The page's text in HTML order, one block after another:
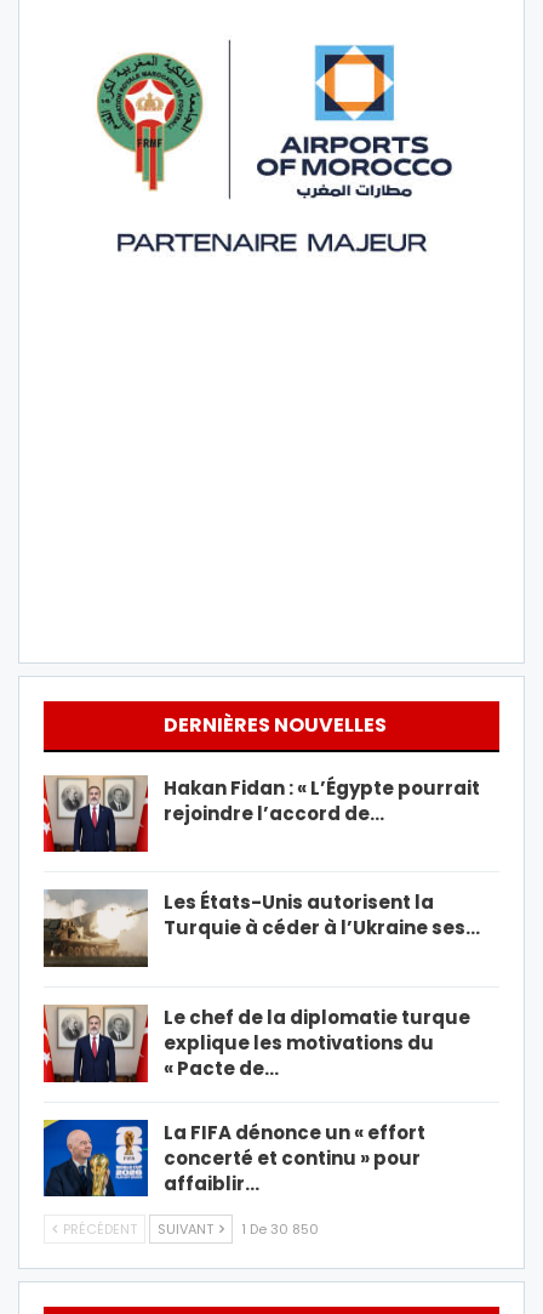
DERNIÈRES NOUVELLES
Hakan Fidan : « L’Égypte pourrait
rejoindre l’accord de…
Les États-Unis autorisent la
Turquie à céder à l’Ukraine ses…
Le chef de la diplomatie turque
explique les motivations du
« Pacte de…
La FIFA dénonce un « effort
concerté et continu » pour
affaiblir…
PRÉCÉDENT SUIVANT 1 De 30 850